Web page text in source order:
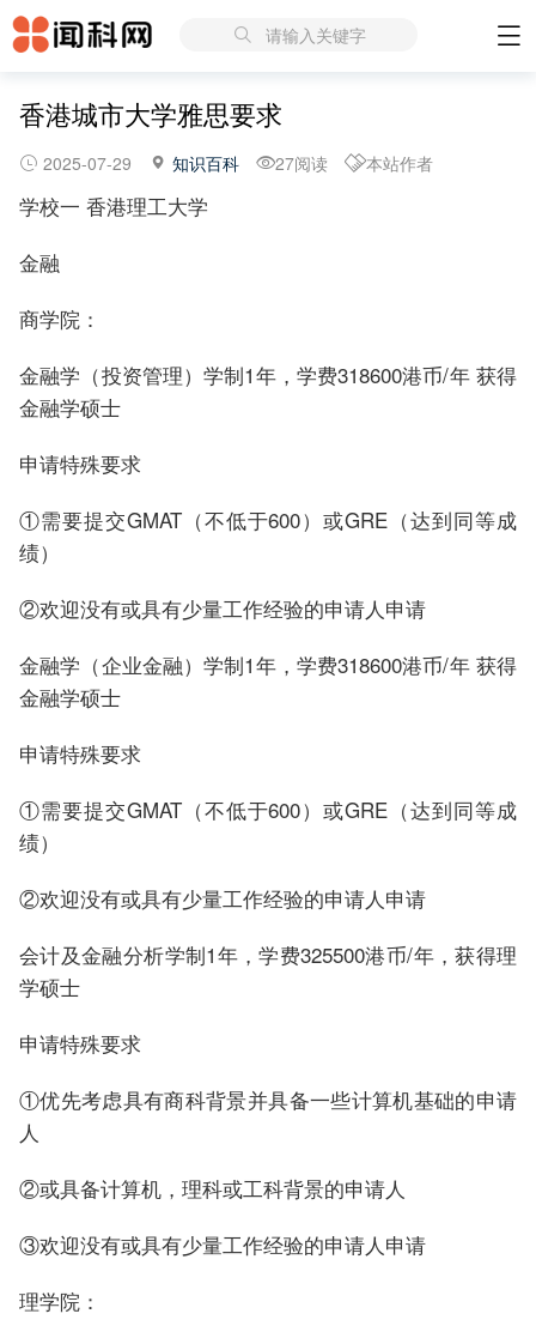
请输入关键字
香港城市大学雅思要求
2025-07-29 知识百科 27阅读 本站作者
学校一 香港理工大学
金融
商学院：
金融学（投资管理）学制1年，学费318600港币/年 获得
金融学硕士
申请特殊要求
①需要提交GMAT（不低于600）或GRE（达到同等成
绩）
②欢迎没有或具有少量工作经验的申请人申请
金融学（企业金融）学制1年，学费318600港币/年 获得
金融学硕士
申请特殊要求
①需要提交GMAT（不低于600）或GRE（达到同等成
绩）
②欢迎没有或具有少量工作经验的申请人申请
会计及金融分析学制1年，学费325500港币/年，获得理
学硕士
申请特殊要求
①优先考虑具有商科背景并具备一些计算机基础的申请
人
②或具备计算机，理科或工科背景的申请人
③欢迎没有或具有少量工作经验的申请人申请
理学院：